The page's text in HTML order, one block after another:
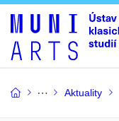
Aktuality